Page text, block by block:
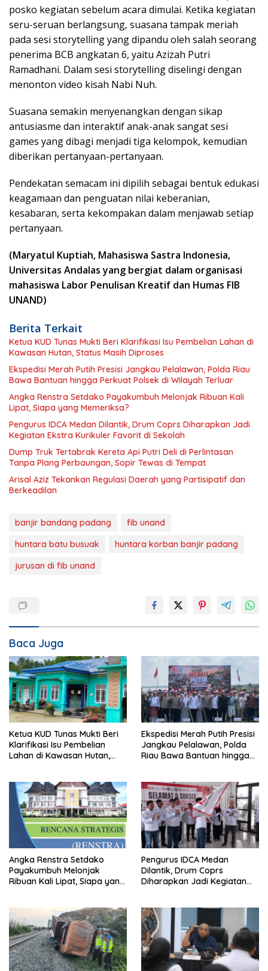
posko kegiatan sebelum acara dimulai. Ketika kegiatan
seru-seruan berlangsung, suasana tampak meriah
pada sesi storytelling yang dipandu oleh salah seorang
penerima BCB angkatan 6, yaitu Azizah Putri
Ramadhani. Dalam sesi storytelling diselingi dengan
menonton video kisah Nabi Nuh.
Suasana semakin menyenangkan dengan sikap
antusiasme dan interaktif anak-anak sangat sesi
games yang dibagi menjadi tiga kelompok, kemudian
diberikan pertanyaan-pertanyaan.
Pendekatan semacam ini dipilih sebagai bentuk edukasi
keagamaan dan penguatan nilai keberanian,
kesabaran, serta kekompakan dalam menjawab setiap
pertanyaan.
(Maryatul Kuptiah, Mahasiswa Sastra Indonesia,
Universitas Andalas yang bergiat dalam organisasi
mahasiswa Labor Penulisan Kreatif dan Humas FIB
UNAND)
Berita Terkait
Ketua KUD Tunas Mukti Beri Klarifikasi Isu Pembelian Lahan di
Kawasan Hutan, Status Masih Diproses
Ekspedisi Merah Putih Presisi Jangkau Pelalawan, Polda Riau
Bawa Bantuan hingga Perkuat Polsek di Wilayah Terluar
Angka Renstra Setdako Payakumbuh Melonjak Ribuan Kali
Lipat, Siapa yang Memeriksa?
Pengurus IDCA Medan Dilantik, Drum Coprs Diharapkan Jadi
Kegiatan Ekstra Kurikuler Favorit di Sekolah
Dump Truk Tertabrak Kereta Api Putri Deli di Perlintasan
Tanpa Plang Perbaungan, Sopir Tewas di Tempat
Arisal Aziz Tekankan Regulasi Daerah yang Partisipatif dan
Berkeadilan
banjir bandang padang
fib unand
huntara batu busuak
huntara korban banjir padang
jurusan di fib unand
Baca Juga
Ketua KUD Tunas Mukti Beri
Klarifikasi Isu Pembelian
Lahan di Kawasan Hutan,
Ekspedisi Merah Putih Presisi
Jangkau Pelalawan, Polda
Riau Bawa Bantuan hingga
Angka Renstra Setdako
Payakumbuh Melonjak
Ribuan Kali Lipat, Siapa yang
Pengurus IDCA Medan
Dilantik, Drum Coprs
Diharapkan Jadi Kegiatan